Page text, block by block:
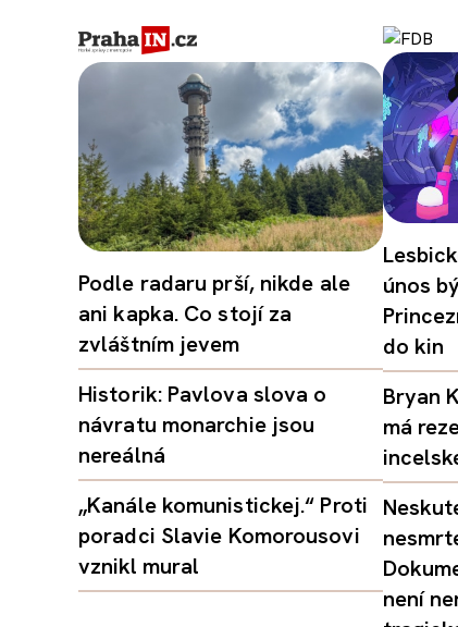
Podle radaru prší, nikde ale
ani kapka. Co stojí za
zvláštním jevem
Historik: Pavlova slova o
návratu monarchie jsou
nereálná
„Kanále komunistickej.“ Proti
poradci Slavie Komorousovi
vznikl mural
únos
do kin
Bryan
má
není